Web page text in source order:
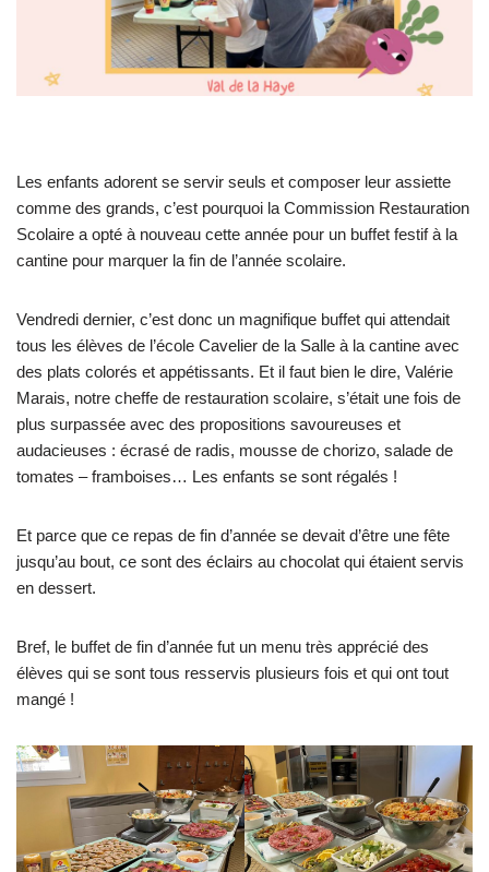
Les enfants adorent se servir seuls et composer leur assiette
comme des grands, c’est pourquoi la Commission Restauration
Scolaire a opté à nouveau cette année pour un buffet festif à la
cantine pour marquer la fin de l’année scolaire.
Vendredi dernier, c’est donc un magnifique buffet qui attendait
tous les élèves de l’école Cavelier de la Salle à la cantine avec
des plats colorés et appétissants. Et il faut bien le dire, Valérie
Marais, notre cheffe de restauration scolaire, s’était une fois de
plus surpassée avec des propositions savoureuses et
audacieuses : écrasé de radis, mousse de chorizo, salade de
tomates – framboises… Les enfants se sont régalés !
Et parce que ce repas de fin d’année se devait d’être une fête
jusqu’au bout, ce sont des éclairs au chocolat qui étaient servis
en dessert.
Bref, le buffet de fin d’année fut un menu très apprécié des
élèves qui se sont tous resservis plusieurs fois et qui ont tout
mangé !